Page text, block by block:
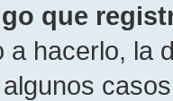
que
a hacerlo, la